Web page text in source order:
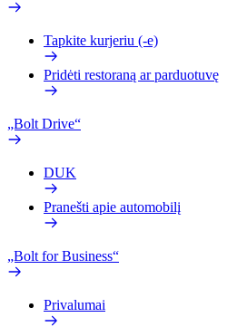
Tapkite kurjeriu (-e)
Pridėti restoraną ar parduotuvę
„Bolt Drive“
DUK
Pranešti apie automobilį
„Bolt for Business“
Privalumai